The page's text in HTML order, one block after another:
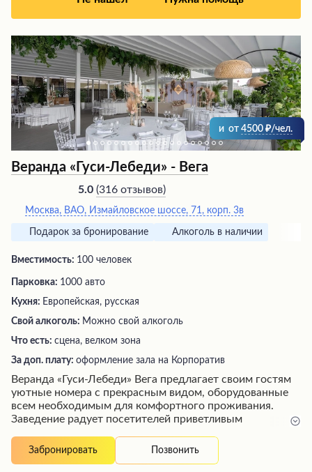
и от 4500 /чел.
Веранда «Гуси-Лебеди» - Вега
5.0 (316 отзывов)
Москва, ВАО, Измайловское шоссе, 71, корп. 3в
Подарок за бронирование Алкоголь в наличии
Вместимость: 100 человек
Парковка: 1000 авто
Кухня: Европейская, русская
Свой алкоголь: Можно свой алкоголь
Что есть: сцена, велком зона
За доп. плату: оформление зала на Корпоратив
Веранда «Гуси-Лебеди» Вега предлагает своим гостям
уютные номера с прекрасным видом, оборудованные
всем необходимым для комфортного проживания.
Заведение радует посетителей приветливым
большим выбором и доступными ценами, а также
удобной парковкой. В отеле чисто, тихо и есть хорошая
Забронировать Позвонить